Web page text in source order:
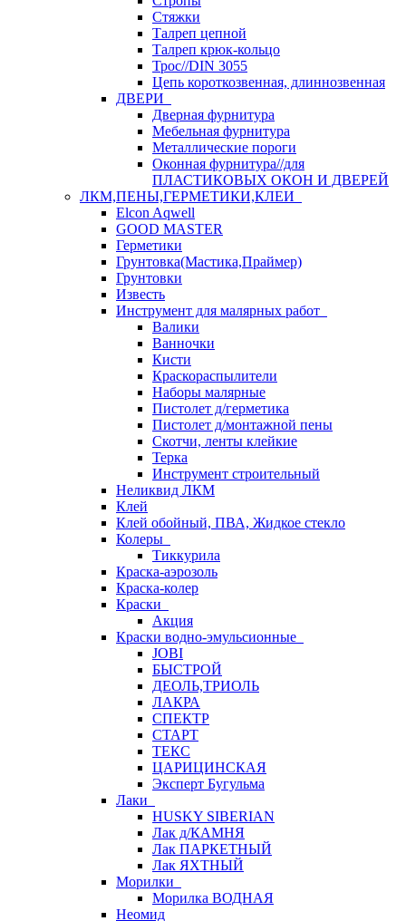
Стяжки
Талреп цепной
Талреп крюк-кольцо
Трос//DIN 3055
Цепь короткозвенная, длиннозвенная
ДВЕРИ
Дверная фурнитура
Мебельная фурнитура
Металлические пороги
Оконная фурнитура//для
ПЛАСТИКОВЫХ ОКОН И ДВЕРЕЙ
ЛКМ,ПЕНЫ,ГЕРМЕТИКИ,КЛЕИ
Elcon Aqwell
GOOD MASTER
Герметики
Грунтовка(Мастика,Праймер)
Грунтовки
Известь
Инструмент для малярных работ
Валики
Ванночки
Кисти
Краскораспылители
Наборы малярные
Пистолет д/герметика
Пистолет д/монтажной пены
Скотчи, ленты клейкие
Терка
Инструмент строительный
Неликвид ЛКМ
Клей
Клей обойный, ПВА, Жидкое стекло
Колеры
Тиккурила
Краска-аэрозоль
Краска-колер
Краски
Акция
Краски водно-эмульсионные
JOBI
БЫСТРОЙ
ДЕОЛЬ,ТРИОЛЬ
ЛАКРА
СПЕКТР
СТАРТ
ТЕКС
ЦАРИЦИНСКАЯ
Эксперт Бугульма
Лаки
HUSKY SIBERIAN
Лак д/КАМНЯ
Лак ПАРКЕТНЫЙ
Лак ЯХТНЫЙ
Морилки
Морилка ВОДНАЯ
Неомид